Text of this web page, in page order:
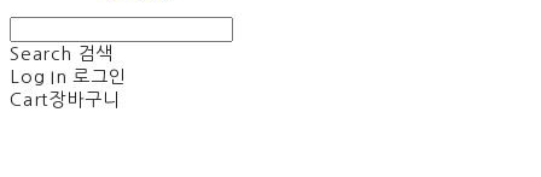
Search 검색
Log In 로그인
Cart장바구니